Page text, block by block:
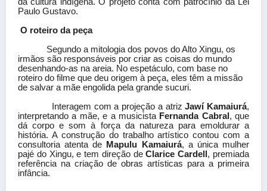
Paulo Gustavo.
O roteiro da peça
Segundo a mitologia dos povos do Alto Xingu, os
irmãos são responsáveis por criar as coisas do mundo
desenhando-as na areia. No espetáculo, com base no
roteiro do filme que deu origem à peça, eles têm a missão
de salvar a mãe engolida pela grande sucuri.
Interagem com a projeção a atrizJawí Kamaiurá,
interpretando a mãe, e a musicista Fernanda Cabral , que
dá corpo e som à força da natureza para emoldurar a
história. A construção do trabalho artístico contou com a
consultoria atenta de
Mapulu Kamaiurá, a única mulher
pajé do Xingu, e tem direção deClarice Cardell , premiada
referência na criação de obras artísticas para a primeira
infância.